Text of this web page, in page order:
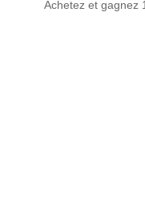
Achetez et gagnez